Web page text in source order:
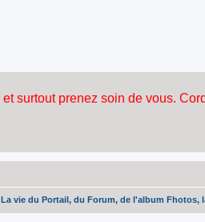
La vie du Portail, du Forum, de l'album Fhotos,